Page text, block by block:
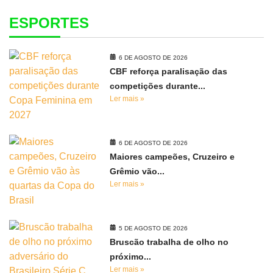
ESPORTES
6 DE AGOSTO DE 2026
CBF reforça paralisação das
competições durante...
Ler mais »
6 DE AGOSTO DE 2026
Maiores campeões, Cruzeiro e
Grêmio vão...
Ler mais »
5 DE AGOSTO DE 2026
Bruscão trabalha de olho no
próximo...
Ler mais »